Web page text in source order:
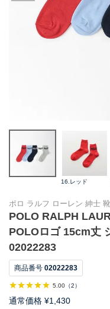
16.レッド
ポロ ラルフ ローレン 紳士
POLO RALPH
POLOロゴ 15cm丈
02022283
商品番号 02022283
5.00 （2）
通常価格 ¥1,430